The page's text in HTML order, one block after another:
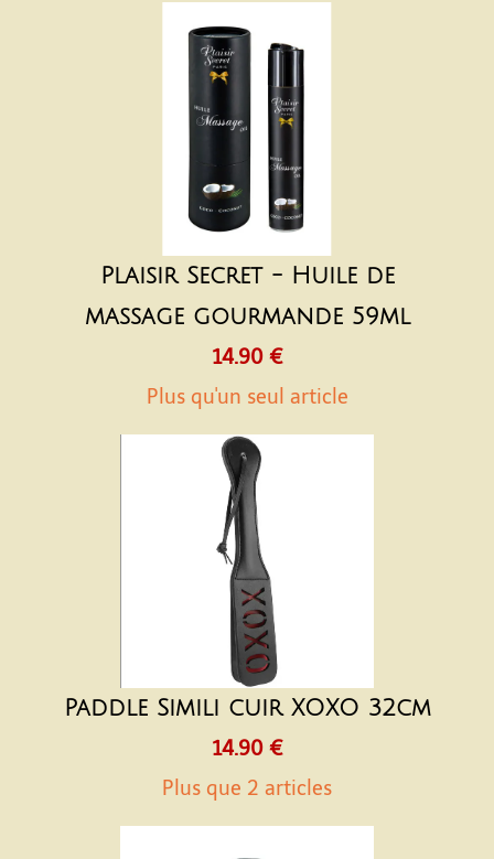
Plaisir Secret - Huile de
massage gourmande 59ml
14.90 €
Plus qu'un seul article
Paddle Simili cuir XOXO 32cm
14.90 €
Plus que 2 articles